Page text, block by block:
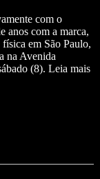
com o
anos com a marca,
em São Paulo,
na Avenida
(8). Leia mais